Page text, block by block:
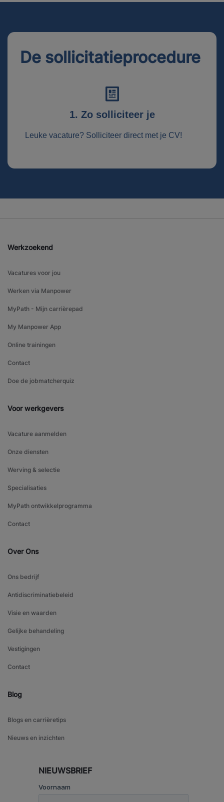
De sollicitatieprocedure
1. Zo solliciteer je
Leuke vacature? Solliciteer direct met je CV!
Werkzoekend
Vacatures voor jou
Werken via Manpower
MyPath - Mijn carrièrepad
My Manpower App
Online trainingen
Contact
Doe de jobmatcherquiz
Voor werkgevers
Vacature aanmelden
Onze diensten
Werving & selectie
Specialisaties
MyPath ontwikkelprogramma
Contact
Over Ons
Ons bedrijf
Antidiscriminatiebeleid
Visie en waarden
Gelijke behandeling
Vestigingen
Contact
Blog
Blogs en carrièretips
Nieuws en inzichten
NIEUWSBRIEF